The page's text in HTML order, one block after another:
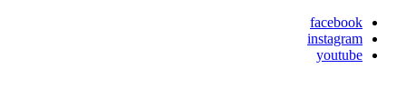
facebook
instagram
youtube